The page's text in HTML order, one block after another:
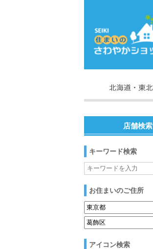
店舗検索
キーワード検索
お住まいのご住所
アイコン検索